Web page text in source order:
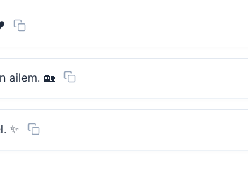
ailem. 🏡
✨